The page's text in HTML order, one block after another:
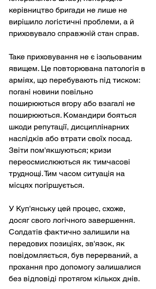
керівництво бригади не лише не
вирішило логістичні проблеми, а й
приховувало справжній стан справ.
Таке приховування не є ізольованим
явищем. Це повторювана патологія в
арміях, що перебувають під тиском:
погані новини повільно
поширюються вгору або взагалі не
поширюються. Командири бояться
шкоди репутації, дисциплінарних
наслідків або втрати своїх посад.
Звіти пом'якшуються; кризи
переосмислюються як тимчасові
труднощі. Тим часом ситуація на
місцях погіршується.
У Куп'янську цей процес, схоже,
досяг свого логічного завершення.
Солдатів фактично залишили на
передових позиціях, зв'язок, як
повідомляється, був перерваний, а
прохання про допомогу залишалися
без відповіді протягом кількох днів.